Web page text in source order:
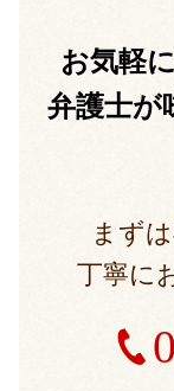
お気軽に
弁護士が
まず
丁寧に